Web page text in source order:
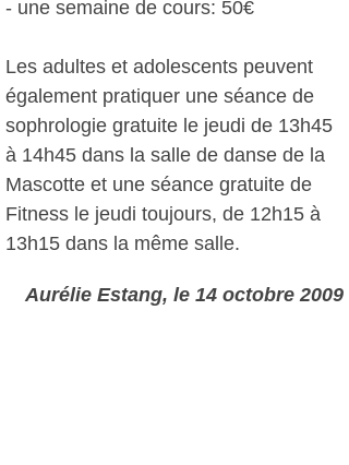
- une semaine de cours: 50€
Les adultes et adolescents peuvent
également pratiquer une séance de
sophrologie gratuite le jeudi de 13h45
à 14h45 dans la salle de danse de la
Mascotte et une séance gratuite de
Fitness le jeudi toujours, de 12h15 à
13h15 dans la même salle.
Aurélie Estang, le 14 octobre 2009